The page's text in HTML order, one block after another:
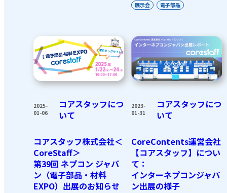
展示会
電子部品
2025-
01-06
コアスタッフにつ
いて
コアスタッフ株式会社＜
CoreStaff＞
第39回 ネプコン ジャパ
ン（電子部品・材料
EXPO）出展のお知らせ
2023-
01-31
コアスタッフにつ
いて
CoreContents運営会社
【コアスタッフ】につい
て：
インターネプコンジャパ
ン出展の様子